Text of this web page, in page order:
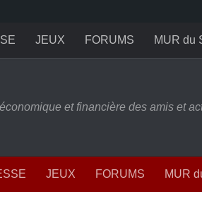
JEUX FORUMS MUR du
et financière des amis et
JEUX FORUMS MUR